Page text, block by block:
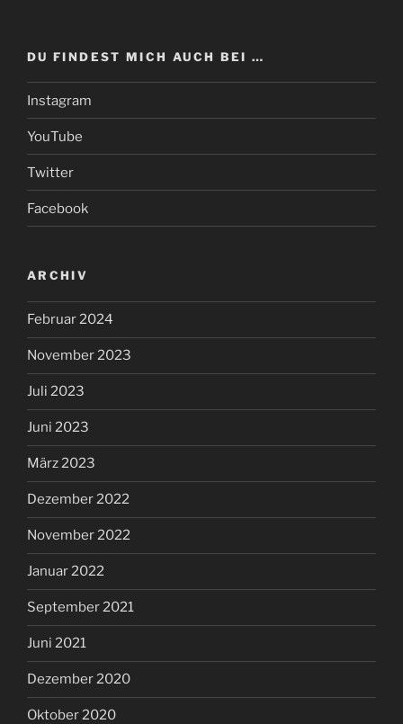
DU FINDEST MICH AUCH BEI …
Instagram
YouTube
Twitter
Facebook
ARCHIV
Februar 2024
November 2023
Juli 2023
Juni 2023
März 2023
Dezember 2022
November 2022
Januar 2022
September 2021
Juni 2021
Dezember 2020
Oktober 2020